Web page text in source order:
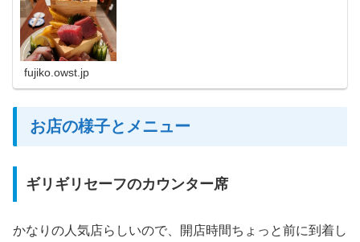
fujiko.owst.jp
お店の様子とメニュー
ギリギリセーフのカウンター席
かなりの人気店らしいので、開店時間ちょっと前に到着し